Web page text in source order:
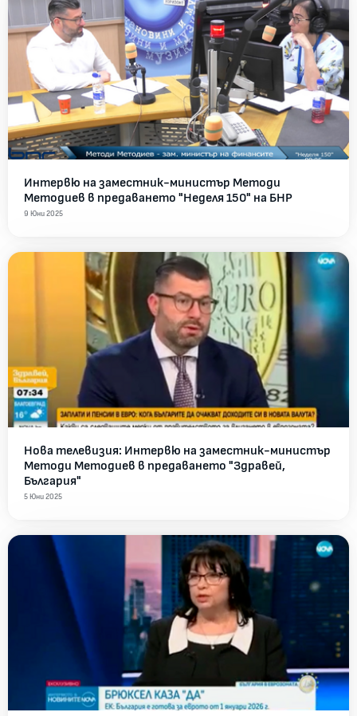
Интервю на заместник-министър Методи
Методиев в предаването "Неделя 150" на БНР
9 Юни 2025
Нова телевизия: Интервю на заместник-министър
Методи Методиев в предаването "Здравей,
България"
5 Юни 2025